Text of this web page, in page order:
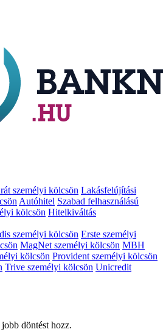
személyi kölcsön Lakásfelújítási
Autóhitel Szabad felhasználású
kölcsön Hitelkiváltás
személyi kölcsön Erste személyi
MagNet személyi kölcsön MBH
kölcsön Provident személyi kölcsön
Trive személyi kölcsön Unicredit
döntést hozz.